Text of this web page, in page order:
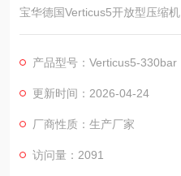
宝华德国Verticus5开放型压缩机
供应商：科尔奇中国有限公司
产品型号：Verticus5-330bar
更新时间：2026-04-24
厂商性质：生产厂家
访问量：2091